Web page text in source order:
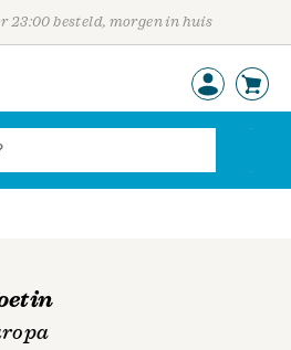
23:00 besteld, morgen in huis